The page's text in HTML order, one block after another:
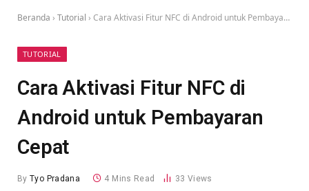
Beranda › Tutorial › Cara Aktivasi Fitur NFC di Android untuk Pembayaran Cepat
TUTORIAL
Cara Aktivasi Fitur NFC di
Android untuk Pembayaran
Cepat
By Tyo Pradana 4 Mins Read 33 Views